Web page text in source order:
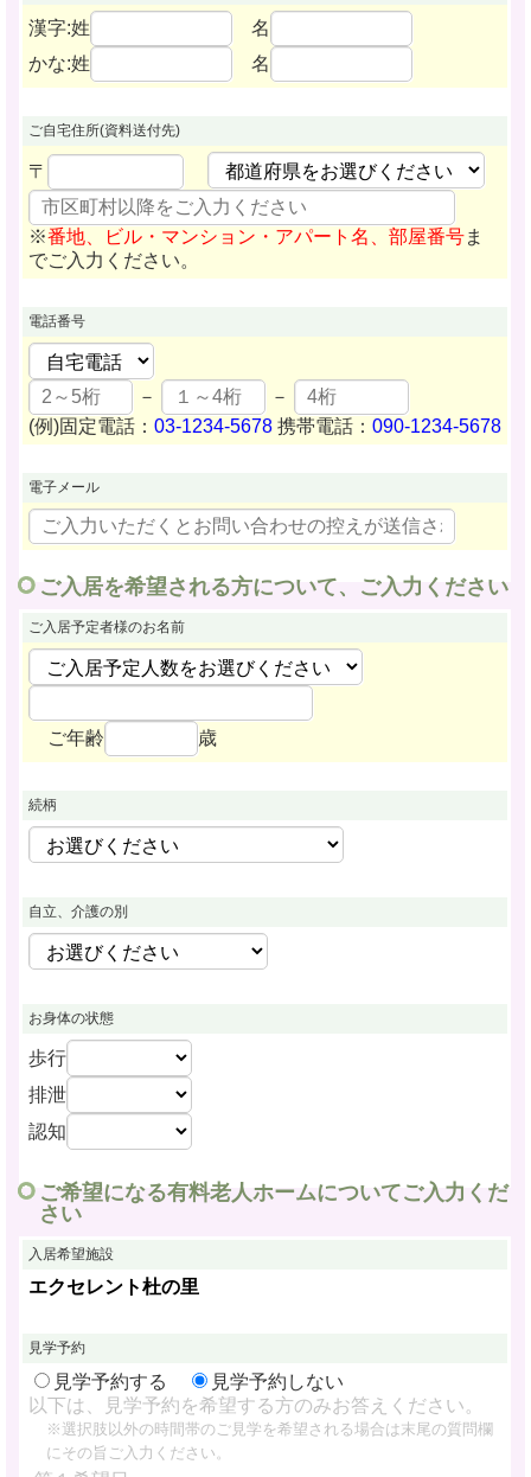
漢字:姓
名
かな:姓
名
ご自宅住所(資料送付先)
〒
※番地、ビル・マンション・アパート名、部屋番号ま
でご入力ください。
電話番号
－
－
(例)固定電話：03-1234-5678 携帯電話：090-1234-5678
電子メール
ご入居を希望される方について、ご入力ください
ご入居予定者様のお名前
ご年齢 歳
続柄
自立、介護の別
お身体の状態
歩行
排泄
認知
ご希望になる有料老人ホームについてご入力くだ
さい
入居希望施設
エクセレント杜の里
見学予約
見学予約する
見学予約しない
以下は、見学予約を希望する方のみお答えください。
※選択肢以外の時間帯のご見学を希望される場合は末尾の質問欄
にその旨ご入力ください。